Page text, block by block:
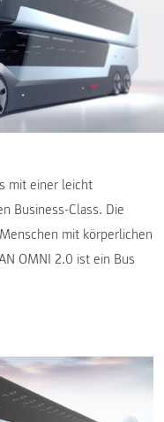
mit einer leicht
Business-Class. Die
mit körperlichen
OMNI 2.0 ist ein Bus